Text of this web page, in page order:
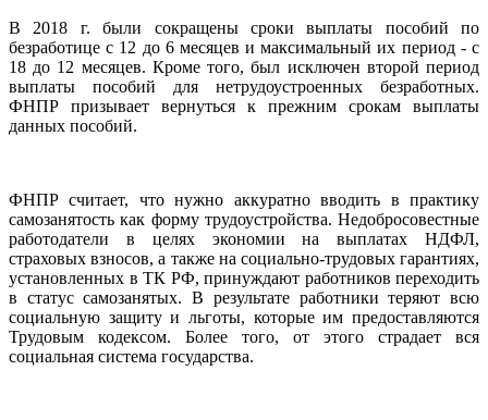
В 2018 г. были сокращены сроки выплаты пособий по
безработице с 12 до 6 месяцев и максимальный их период - с
18 до 12 месяцев. Кроме того, был исключен второй период
выплаты пособий для нетрудоустроенных безработных.
ФНПР призывает вернуться к прежним срокам выплаты
данных пособий.
ФНПР считает, что нужно аккуратно вводить в практику
самозанятость как форму трудоустройства. Недобросовестные
работодатели в целях экономии на выплатах НДФЛ,
страховых взносов, а также на социально-трудовых гарантиях,
установленных в ТК РФ, принуждают работников переходить
в статус самозанятых. В результате работники теряют всю
социальную защиту и льготы, которые им предоставляются
Трудовым кодексом. Более того, от этого страдает вся
социальная система государства.